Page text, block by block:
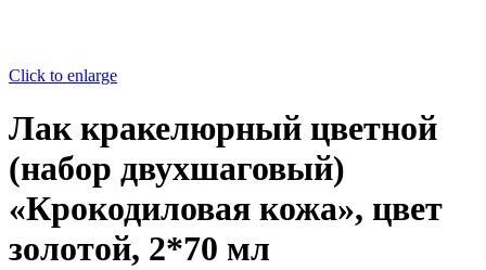
Click to enlarge
Лак кракелюрный цветной
(набор двухшаговый)
«Крокодиловая кожа», цвет
золотой, 2*70 мл